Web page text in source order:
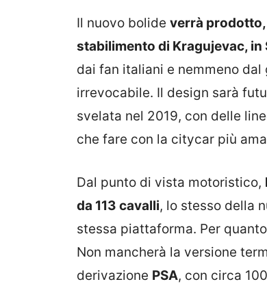
Il nuovo bolide verrà prodotto,
stabilimento di Kragujevac, in
dai fan italiani e nemmeno dal
irrevocabile. Il design sarà
svelata nel 2019, con delle
che fare con la citycar più
Dal punto di vista motoristico,
da 113 cavalli, lo stesso della
stessa piattaforma. Per
Non mancherà la versione
derivazione PSA, con circa